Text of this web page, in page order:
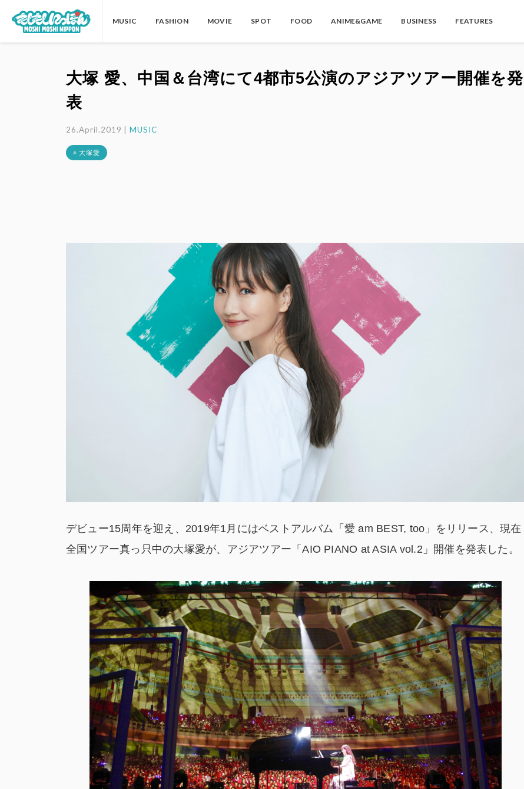
MUSIC FASHION MOVIE SPOT FOOD ANIME&GAME BUSINESS FEATURES
大塚 愛、中国＆台湾にて4都市5公演のアジアツアー開催を発
表
26.April.2019 |MUSIC
# 大塚愛
デビュー15周年を迎え、2019年1月にはベストアルバム「愛 am BEST, too」をリリース、現在
全国ツアー真っ只中の大塚愛が、アジアツアー「AIO PIANO at ASIA vol.2」開催を発表した。